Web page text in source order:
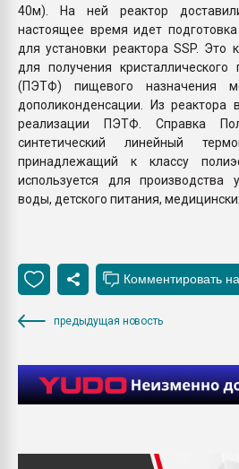
40м). На ней реактор
настоящее время идет
для установки реактора SSP. Это
для получения кристаллического
(ПЭТФ) пищевого назначения
дополиконденсации. Из реактора
реализации ПЭТФ. Справка
синтетический линейный
принадлежащий к классу
используется для производства
воды, детского питания,
предыдущая новость